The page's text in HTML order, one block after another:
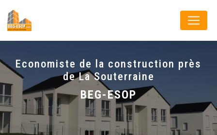
Economiste de la construction près
de La Souterraine
BEG-ESOP